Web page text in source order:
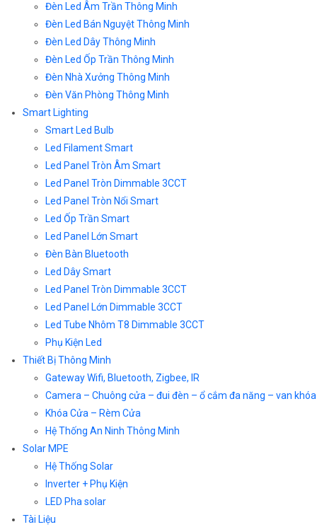
Đèn Led Âm Trần Thông Minh
Đèn Led Bán Nguyệt Thông Minh
Đèn Led Dây Thông Minh
Đèn Led Ốp Trần Thông Minh
Đèn Nhà Xưởng Thông Minh
Đèn Văn Phòng Thông Minh
Smart Lighting
Smart Led Bulb
Led Filament Smart
Led Panel Tròn Âm Smart
Led Panel Tròn Dimmable 3CCT
Led Panel Tròn Nổi Smart
Led Ốp Trần Smart
Led Panel Lớn Smart
Đèn Bàn Bluetooth
Led Dây Smart
Led Panel Tròn Dimmable 3CCT
Led Panel Lớn Dimmable 3CCT
Led Tube Nhôm T8 Dimmable 3CCT
Phụ Kiện Led
Thiết Bị Thông Minh
Gateway Wifi, Bluetooth, Zigbee, IR
Camera – Chuông cửa – đui đèn – ổ cắm đa năng – van khóa
Khóa Cửa – Rèm Cửa
Hệ Thống An Ninh Thông Minh
Solar MPE
Hệ Thống Solar
Inverter + Phụ Kiện
LED Pha solar
Tài Liệu